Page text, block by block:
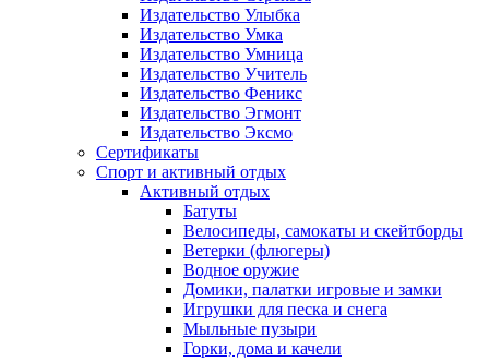
Издательство Улыбка
Издательство Умка
Издательство Умница
Издательство Учитель
Издательство Феникс
Издательство Эгмонт
Издательство Эксмо
Сертификаты
Спорт и активный отдых
Активный отдых
Батуты
Велосипеды, самокаты и скейтборды
Ветерки (флюгеры)
Водное оружие
Домики, палатки игровые и замки
Игрушки для песка и снега
Мыльные пузыри
Горки, дома и качели